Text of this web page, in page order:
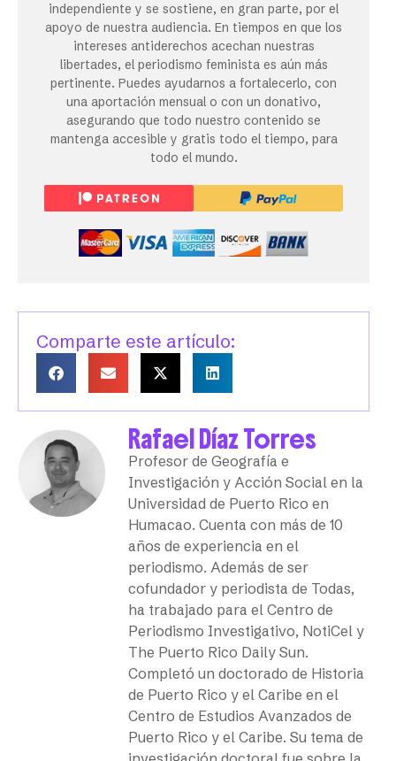
independiente y se sostiene, en gran parte, por el
apoyo de nuestra audiencia. En tiempos en que los
intereses antiderechos acechan nuestras
libertades, el periodismo feminista es aún más
pertinente. Puedes ayudarnos a fortalecerlo, con
una aportación mensual o con un donativo,
asegurando que todo nuestro contenido se
mantenga accesible y gratis todo el tiempo, para
todo el mundo.
Comparte este artículo:
Rafael Díaz Torres
Profesor de Geografía e
Investigación y Acción Social en la
Universidad de Puerto Rico en
Humacao. Cuenta con más de 10
años de experiencia en el
periodismo. Además de ser
cofundador y periodista de Todas,
ha trabajado para el Centro de
Periodismo Investigativo, NotiCel y
The Puerto Rico Daily Sun.
Completó un doctorado de Historia
de Puerto Rico y el Caribe en el
Centro de Estudios Avanzados de
Puerto Rico y el Caribe. Su tema de